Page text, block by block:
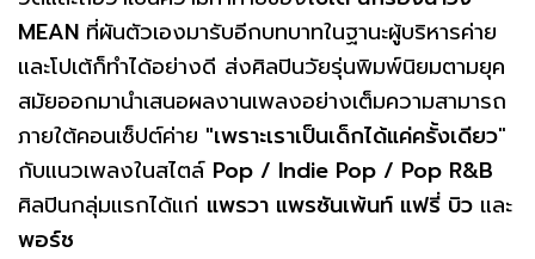
MEAN ที่ผันตัวเองมารับอีกบทบาทในฐานะผู้บริหารค่าย
และโปเต้ก็ทำได้อย่างดี ส่งศิลปินวัยรุ่นพิมพ์นิยมตามยุค
สมัยออกมานำเสนอผลงานเพลงอย่างเต็มความสามารถ
ภายใต้คอนเซ็ปต์ค่าย "เพราะเราเป็นเด็กได้แค่ครั้งเดียว"
กับแนวเพลงในสไตล์ Pop / Indie Pop / Pop R&B
ศิลปินกลุ่มแรกได้แก่ แพรวา แพรซันเพ้นท์ แฟรี่ บิว และ
พอร์ช